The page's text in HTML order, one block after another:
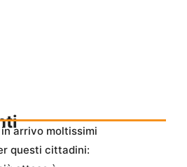
in arrivo moltissimi
questi cittadini: